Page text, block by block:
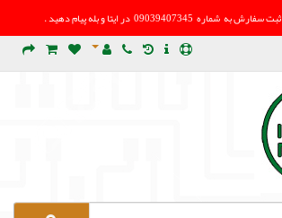
ثبت سفارش به شماره 09039407345 در ایتا و بله پیام دهید .